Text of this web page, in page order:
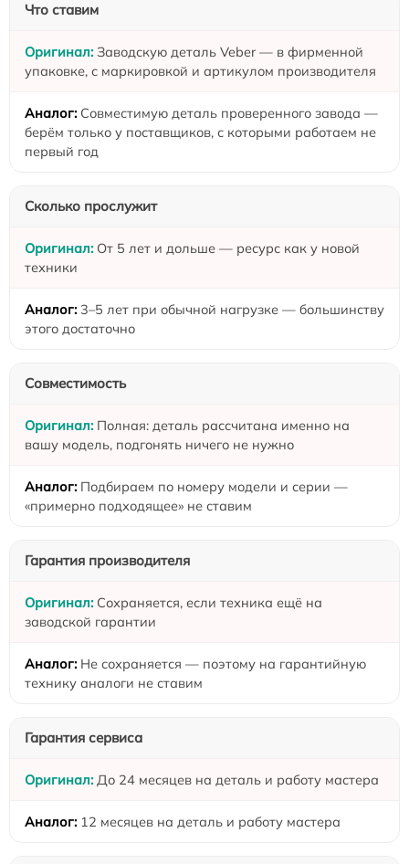
Что ставим
Заводскую деталь Veber — в фирменной
упаковке, с маркировкой и артикулом производителя
Совместимую деталь проверенного завода —
берём только у поставщиков, с которыми работаем не
первый год
Сколько прослужит
От 5 лет и дольше — ресурс как у новой
техники
3–5 лет при обычной нагрузке — большинству
этого достаточно
Совместимость
Полная: деталь рассчитана именно на
вашу модель, подгонять ничего не нужно
Подбираем по номеру модели и серии —
«примерно подходящее» не ставим
Гарантия производителя
Сохраняется, если техника ещё на
заводской гарантии
Не сохраняется — поэтому на гарантийную
технику аналоги не ставим
Гарантия сервиса
До 24 месяцев на деталь и работу мастера
12 месяцев на деталь и работу мастера